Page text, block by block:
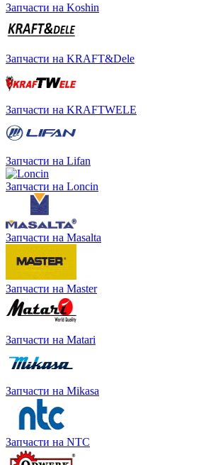
Запчасти на Koshin
Запчасти на KRAFT&Dele
Запчасти на KRAFTWELE
Запчасти на Lifan
Запчасти на Loncin
Запчасти на Masalta
Запчасти на Master
Запчасти на Matari
Запчасти на Mikasa
Запчасти на NTC